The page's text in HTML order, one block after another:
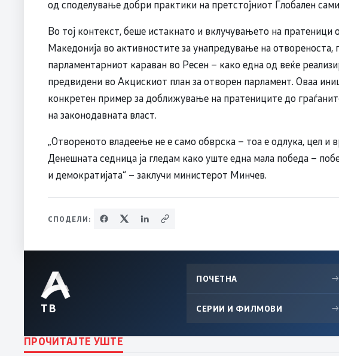
од споделување добри практики на претстојниот Глобален
Во тој контекст, беше истакнато и вклучувањето на
Македонија во активностите за унапредување на
парламентарниот караван во Ресен – како една од веќе
предвидени во Акцискиот план за отворен парламент. Оваа
конкретен пример за доближување на пратениците до
на законодавната власт.
„Отвореното владеење не е само обврска – тоа е одлука, цел и
Денешната седница ја гледам како уште една мала победа –
и демократијата“ – заклучи министерот Минчев.
СПОДЕЛИ:
ТВ
ПОЧЕТНА →
СЕРИИ И ФИЛМОВИ →
ПРОЧИТАЈТЕ УШТЕ